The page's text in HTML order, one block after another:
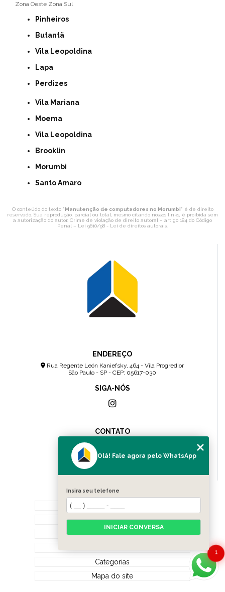
Zona Oeste Zona Sul
Pinheiros
Butantã
Vila Leopoldina
Lapa
Perdizes
Vila Mariana
Moema
Vila Leopoldina
Brooklin
Morumbi
Santo Amaro
O conteúdo do texto " Manutenção de computadores no Morumbi" é de direito
reservado. Sua reprodução, parcial ou total, mesmo citando nossos links, é proibida sem
a autorização do autor. Crime de violação de direito autoral – artigo 184 do Código
Penal – Lei 9610/98 - Lei de direitos autorais.
ENDEREÇO
Rua Regente León Kaniefsky, 464 - Vila Progredior
São Paulo - SP - CEP: 05617-030
SIGA-NÓS
CONTATO
(11) 96083-0036
contato@cnsolution.com.br
MENU
Home
Quem Somos
Serviços
Categorias
Mapa do site
1
Olá! Fale agora pelo WhatsApp
Insira seu telefone
INICIAR CONVERSA